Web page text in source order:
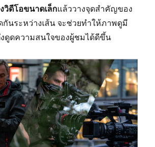
วิดีโอขนาดเล็กแล้ววางจุดสำคัญของ
นระหว่างเส้น จะช่วยทำให้ภาพดูมี
ดูดความสนใจของผู้ชมได้ดีขึ้น